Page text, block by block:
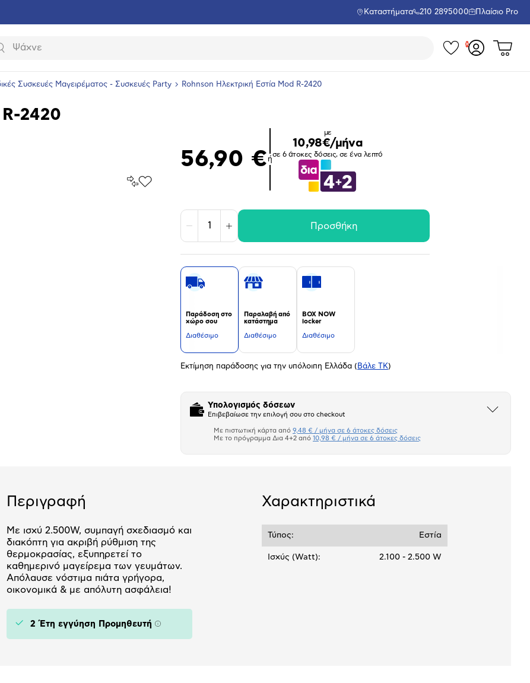
Καταστήματα 210 2895000 Πλαίσιο Pro
Τα
Δες
Συσκευές Μαγειρέματος - Συσκευές Party Rohnson Ηλεκτρική Εστία Mod R-2420
R-2420
Σύγκρινέ
Προσθήκη
56,90 € ή
με
10,98€/μήνα
σε 6 άτοκες δόσεις, σε ένα λεπτό
Μείωση Αύξηση Προσθήκη
Παράδοση στο
χώρο σου
Διαθέσιμο
Παραλαβή από
κατάστημα
Διαθέσιμο
BOX NOW
locker
Διαθέσιμο
Εκτίμηση παράδοσης για την υπόλοιπη Ελλάδα ( Βάλε ΤΚ)
Υπολογισμός δόσεων
Επιβεβαίωσε την επιλογή σου στο checkout
Άνοιξε
Πιστωτική κάρτα
9,48 €
Με πιστωτική κάρτα από 9,48 € / μήνα σε 6 άτοκες δόσεις
Με το πρόγραμμα Δια 4+2 από 10,98 € / μήνα σε 6 άτοκες δόσεις
Περιγραφή
Με ισχύ 2.500W, συμπαγή σχεδιασμό και
διακόπτη για ακριβή ρύθμιση της
θερμοκρασίας, εξυπηρετεί το
καθημερινό μαγείρεμα των γευμάτων.
Απόλαυσε νόστιμα πιάτα γρήγορα,
οικονομικά & με απόλυτη ασφάλεια!
2 Έτη εγγύηση Προμηθευτή Πληροφορίες
Χαρακτηριστικά
Τύπος: Εστία
Ισχύς (Watt): 2.100 - 2.500 W